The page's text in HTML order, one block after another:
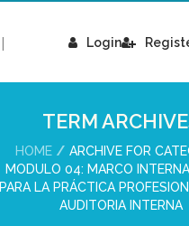
Login
|
TERM
HOME
ARCHIVE FOR
MODULO 04: MARCO
PARA LA PRÁCTICA
AUDITORIA INTERNA